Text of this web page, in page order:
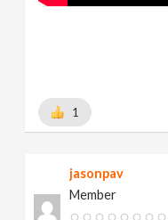
1
jasonpav
Member